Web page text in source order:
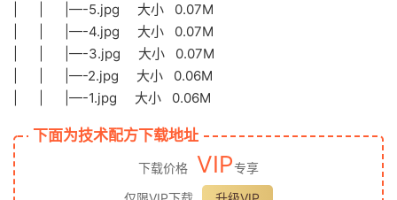
| | |—-5.jpg 大小 0.07M
| | |—-4.jpg 大小 0.07M
| | |—-3.jpg 大小 0.07M
| | |—-2.jpg 大小 0.06M
| | |—-1.jpg 大小 0.06M
下面为技术配方下载地址
下载价格 VIP专享